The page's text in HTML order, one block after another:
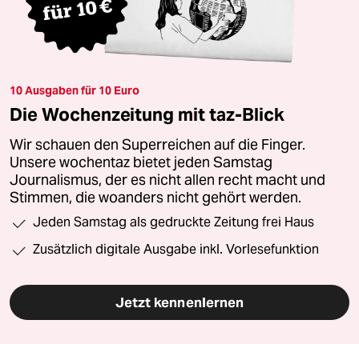
10 Ausgaben für 10 Euro
Die Wochenzeitung mit taz-Blick
Wir schauen den Superreichen auf die Finger.
Unsere wochentaz bietet jeden Samstag
Journalismus, der es nicht allen recht macht und
Stimmen, die woanders nicht gehört werden.
Jeden Samstag als gedruckte Zeitung frei Haus
Zusätzlich digitale Ausgabe inkl. Vorlesefunktion
Jetzt kennenlernen